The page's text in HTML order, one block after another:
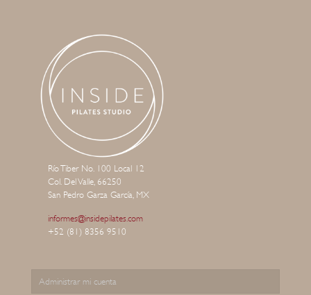
Río Tiber No. 100 Local 12
Col. Del Valle, 66250
San Pedro Garza García, MX
informes@insidepilates.com
+52 (81) 8356 9510
Administrar mi cuenta